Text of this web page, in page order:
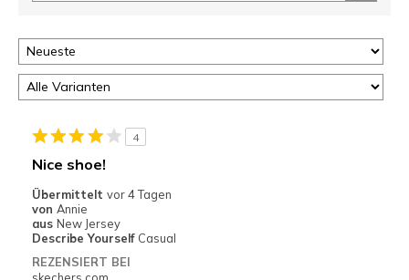
4
Nice shoe!
Übermittelt vor 4 Tagen
von Annie
aus New Jersey
Describe Yourself Casual
REZENSIERT BEI